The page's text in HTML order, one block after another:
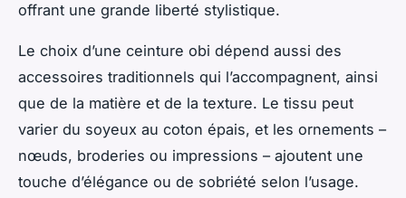
offrant une grande liberté stylistique.
Le choix d’une ceinture obi dépend aussi des
accessoires traditionnels qui l’accompagnent, ainsi
que de la matière et de la texture. Le tissu peut
varier du soyeux au coton épais, et les ornements –
nœuds, broderies ou impressions – ajoutent une
touche d’élégance ou de sobriété selon l’usage.